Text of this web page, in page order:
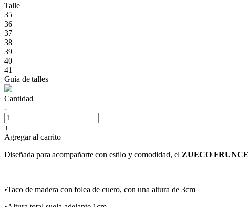
Talle
35
36
37
38
39
40
41
Guía de talles
Cantidad
-
+
Agregar al carrito
Diseñada para acompañarte con estilo y comodidad, el ZUECO FRUNCE
•Taco de madera con folea de cuero, con una altura de 3cm